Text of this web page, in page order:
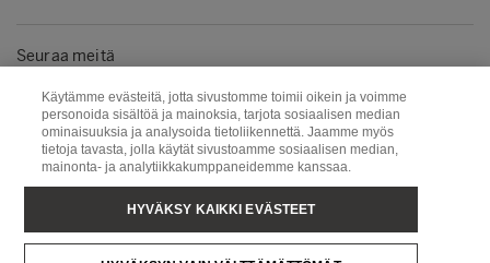
Seuraa meitä
Facebook
Instagram
Linkedin
Youtube
Metsä Fibre
Metsä Forest
Metsä Board
Käytämme evästeitä, jotta sivustomme toimii oikein ja voimme
personoida sisältöä ja mainoksia, tarjota sosiaalisen median
ominaisuuksia ja analysoida tietoliikennettä. Jaamme myös
tietoja tavasta, jolla käytät sivustoamme sosiaalisen median,
mainonta- ja analytiikkakumppaneidemme kanssaa.
HYVÄKSY KAIKKI EVÄSTEET